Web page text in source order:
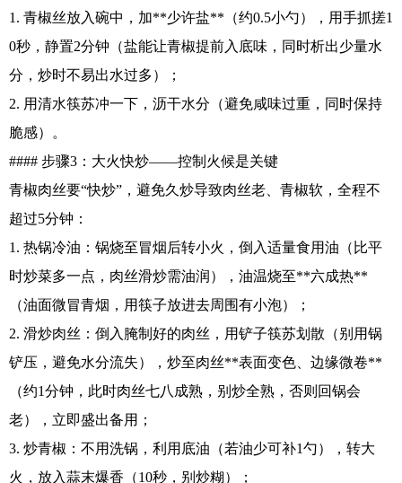
1. 青椒丝放入碗中，加**少许盐**（约0.5小勺），用手抓搓1
0秒，静置2分钟（盐能让青椒提前入底味，同时析出少量水
分，炒时不易出水过多）；
2. 用清水筷苏冲一下，沥干水分（避免咸味过重，同时保持
脆感）。
#### 步骤3：大火快炒——控制火候是关键
青椒肉丝要“快炒”，避免久炒导致肉丝老、青椒软，全程不
超过5分钟：
1. 热锅冷油：锅烧至冒烟后转小火，倒入适量食用油（比平
时炒菜多一点，肉丝滑炒需油润），油温烧至**六成热**
（油面微冒青烟，用筷子放进去周围有小泡）；
2. 滑炒肉丝：倒入腌制好的肉丝，用铲子筷苏划散（别用锅
铲压，避免水分流失），炒至肉丝**表面变色、边缘微卷**
（约1分钟，此时肉丝七八成熟，别炒全熟，否则回锅会
老），立即盛出备用；
3. 炒青椒：不用洗锅，利用底油（若油少可补1勺），转大
火，放入蒜末爆香（10秒，别炒糊）；